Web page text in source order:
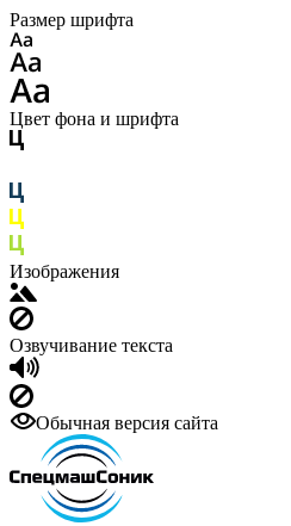
Размер шрифта
Цвет фона и шрифта
Изображения
Озвучивание текста
Обычная версия сайта